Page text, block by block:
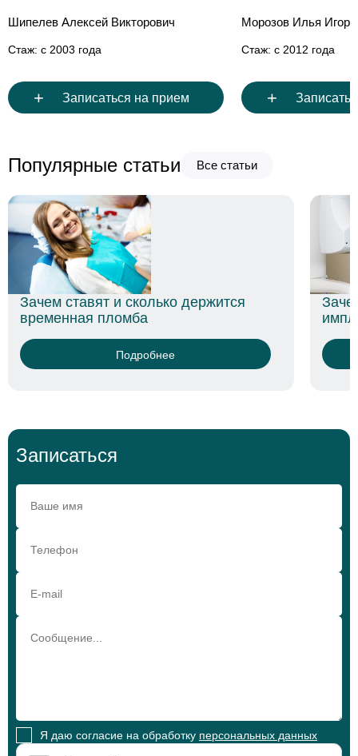
Шипелев Алексей Викторович
Стаж: с 2003 года
+ Записаться на прием
Морозов Илья
Стаж: с 2012 года
+
Популярные статьи Все статьи
Зачем ставят и сколько держится
временная пломба
Подробнее
Записаться
Я даю согласие на обработку персональных данных